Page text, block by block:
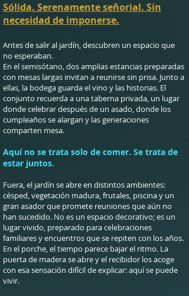
Sólida. Serenamente señorial. Sin
necesidad de imponerse.
Antes de salir al jardín, descubren un espacio que
no esperaban.
En el semisótano, dos amplias estancias preparadas
con mesas largas invitan a reunirse sin prisa. Junto a
ellas, la bodega guarda el vino y las historias. El
conjunto recuerda a una taberna privada, un lugar
donde celebrar después de un asado, donde los
cumpleaños se alargan y las generaciones
comparten mesa.
Aquí no se trata solo de comer. Se trata de
estar juntos.
Fuera, el jardín se abre en distintos ambientes:
césped, vegetación madura, frutales, piscina y un
gran asador que promete reuniones que aún no
han sucedido. No es un espacio decorativo; es un
lugar vivido, preparado para celebraciones
familiares y encuentros que se repiten con los años.
En el porche, el tiempo parece bajar el ritmo. La
puerta de madera se abre y el recibidor los acoge
con esa sensación difícil de explicar: aquí se puede
vivir.